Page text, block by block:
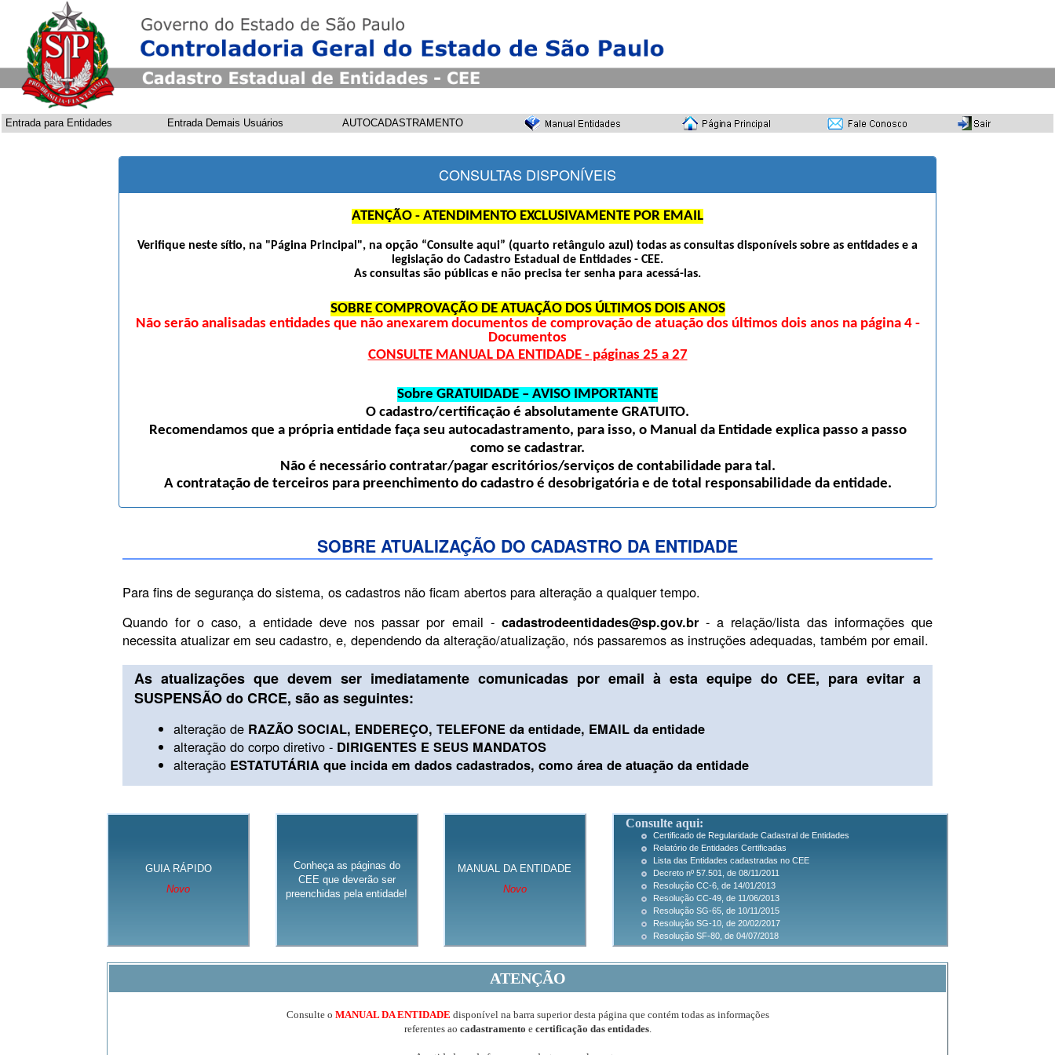
Entrada para Entidades Entrada Demais Usuários AUTOCADASTRAMENTO
CONSULTAS DISPONÍVEIS
ATENÇÃO - ATENDIMENTO EXCLUSIVAMENTE POR EMAIL
Verifique neste sítio, na "Página Principal", na opção “Consulte aqui” (quarto retângulo azul) todas as consultas disponíveis sobre as entidades e a
legislação do Cadastro Estadual de Entidades - CEE.
As consultas são públicas e não precisa ter senha para acessá-las.
SOBRE COMPROVAÇÃO DE ATUAÇÃO DOS ÚLTIMOS DOIS ANOS
Não serão analisadas entidades que não anexarem documentos de comprovação de atuação dos últimos dois anos na página 4 -
Documentos
CONSULTE MANUAL DA ENTIDADE - páginas 25 a 27
Sobre GRATUIDADE – AVISO IMPORTANTE
O cadastro/certificação é absolutamente GRATUITO.
Recomendamos que a própria entidade faça seu autocadastramento, para isso, o Manual da Entidade explica passo a passo
como se cadastrar.
Não é necessário contratar/pagar escritórios/serviços de contabilidade para tal.
A contratação de terceiros para preenchimento do cadastro é desobrigatória e de total responsabilidade da entidade.
SOBRE ATUALIZAÇÃO DO CADASTRO DA ENTIDADE
Para fins de segurança do sistema, os cadastros não ficam abertos para alteração a qualquer tempo.
Quando for o caso, a entidade deve nos passar por email - cadastrodeentidades@sp.gov.br- a relação/lista das informações que
necessita atualizar em seu cadastro, e, dependendo da alteração/atualização, nós passaremos as instruções adequadas, também por email.
As atualizações que devem ser imediatamente comunicadas por email à esta equipe do CEE, para evitar a
SUSPENSÃO do CRCE, são as seguintes:
alteração de RAZÃO SOCIAL, ENDEREÇO, TELEFONE da entidade, EMAIL da entidade
alteração do corpo diretivo - DIRIGENTES E SEUS MANDATOS
alteração ESTATUTÁRIA que incida em dados cadastrados, como área de atuação da entidade
GUIA RÁPIDO
Novo
Conheça as páginas do
CEE que deverão ser
preenchidas pela entidade!
MANUAL DA ENTIDADE
Novo
Consulte aqui:
Certificado de Regularidade Cadastral de Entidades
Relatório de Entidades Certificadas
Lista das Entidades cadastradas no CEE
Decreto nº 57.501, de 08/11/2011
Resolução CC-6, de 14/01/2013
Resolução CC-49, de 11/06/2013
Resolução SG-65, de 10/11/2015
Resolução SG-10, de 20/02/2017
Resolução SF-80, de 04/07/2018
ATENÇÃO
Consulte o MANUAL DA ENTIDADE disponível na barra superior desta página que contém todas as informações
referentes ao cadastramento e certificação das entidades.